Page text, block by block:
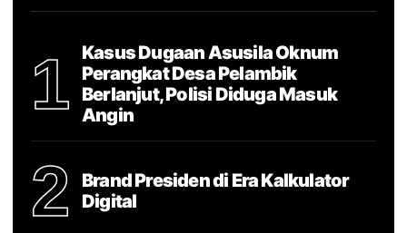
1
Kasus Dugaan Asusila Oknum
Perangkat Desa Pelambik
Berlanjut, Polisi Diduga Masuk
Angin
2
Brand Presiden di Era Kalkulator
Digital